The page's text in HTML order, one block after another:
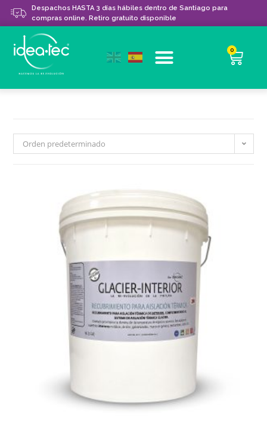
Despachos HASTA 3 días hábiles dentro de Santiago para
compras online. Retiro gratuito disponible
0
Orden predeterminado